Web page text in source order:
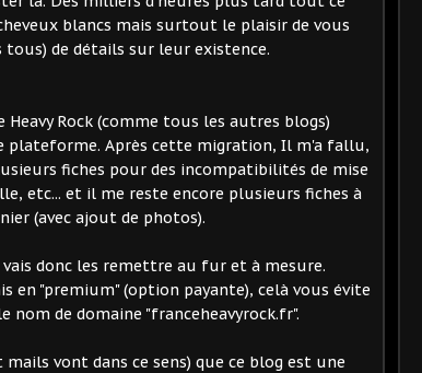
blancs mais surtout le plaisir de vous
de détails sur leur existence.
Heavy Rock (comme tous les autres blogs)
plateforme. Après cette migration, Il m'a fallu,
fiches pour des incompatibilités de mise
etc... et il me reste encore plusieurs fiches à
(avec ajout de photos).
donc les remettre au fur et à mesure.
en "premium" (option payante), celà vous évite
nom de domaine "franceheavyrock.fr".
vont dans ce sens) que ce blog est une